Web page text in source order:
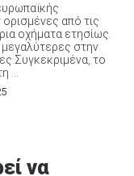
από τις
οχήματα ετησίως.
μεγαλύτερες στην
το
...
να